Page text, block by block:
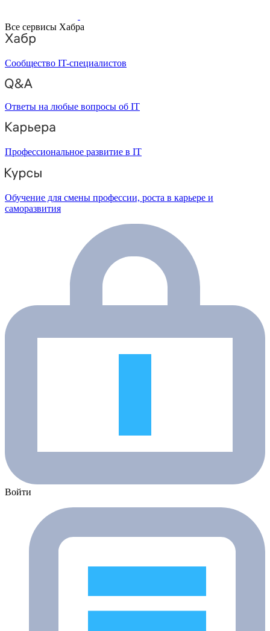
Все сервисы Хабра
Сообщество IT-специалистов
Ответы на любые вопросы об IT
Профессиональное развитие в IT
Обучение для смены профессии, роста в карьере и
саморазвития
Войти